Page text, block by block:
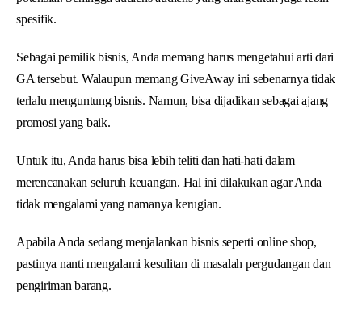
spesifik.
Sebagai pemilik bisnis, Anda memang harus mengetahui arti dari
GA tersebut. Walaupun memang GiveAway ini sebenarnya tidak
terlalu menguntung bisnis. Namun, bisa dijadikan sebagai ajang
promosi yang baik.
Untuk itu, Anda harus bisa lebih teliti dan hati-hati dalam
merencanakan seluruh keuangan. Hal ini dilakukan agar Anda
tidak mengalami yang namanya kerugian.
Apabila Anda sedang menjalankan bisnis seperti online shop,
pastinya nanti mengalami kesulitan di masalah pergudangan dan
pengiriman barang.